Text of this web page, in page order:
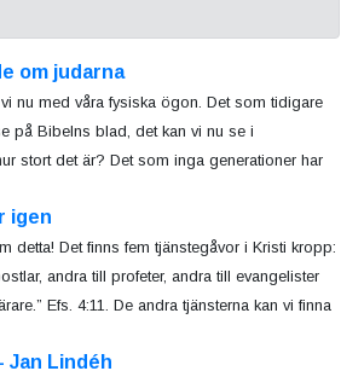
om judarna
nu med våra fysiska ögon. Det som tidigare
på Bibelns blad, det kan vi nu se i
stort det är? Det som inga generationer har
igen
detta! Det finns fem tjänstegåvor i Kristi kropp:
andra till profeter, andra till evangelister
Efs. 4:11. De andra tjänsterna kan vi finna
Jan Lindéh